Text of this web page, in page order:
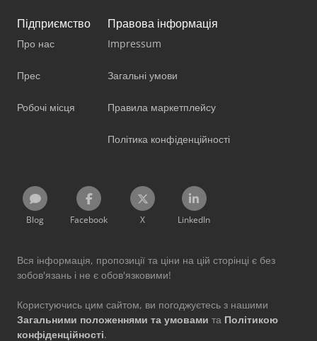
Підприємство
Про нас
Прес
Робочі місця
Правова інформація
Impressum
Загальні умови
Правила маркетплейсу
Політика конфіденційності
Blog Facebook X LinkedIn
Вся інформація, пропозиції та ціни на цій сторінці є без
зобов'язань і не є обов'язковими!
Користуючись цим сайтом, ви погоджуєтесь з нашими
Загальними положеннями та умовами та Політикою
конфіденційності.